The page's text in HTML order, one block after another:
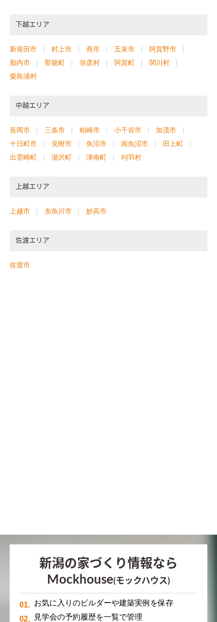
下越エリア
新発田市 村上市 燕市 五泉市
阿賀野市
胎内市
聖籠町 弥彦村 阿賀町
関川村
粟島浦村
中越エリア
長岡市 三条市 柏崎市 小千谷市
加茂市
十日町市
見附市 魚沼市 南魚沼市
田上町
出雲崎町
湯沢町 津南町 刈羽村
上越エリア
上越市 糸魚川市 妙高市
佐渡エリア
佐渡市
新潟の家づくり情報なら
Mockhouse(モックハウス)
お気に入りのビルダーや建築実例を保存
見学会の予約履歴を一覧で管理